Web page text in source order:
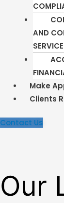
AND
Make
Clients
Contact Us
Our